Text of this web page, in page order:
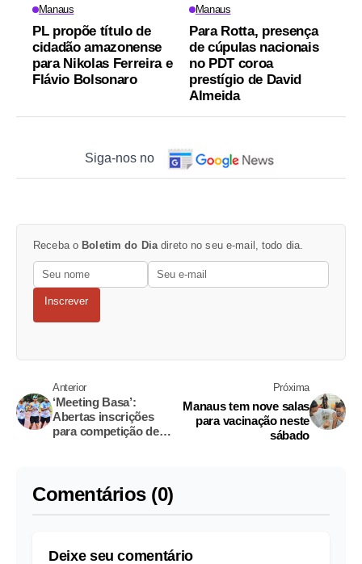
Manaus
PL propõe título de
cidadão amazonense
para Nikolas Ferreira e
Flávio Bolsonaro
Manaus
Para Rotta, presença
de cúpulas nacionais
no PDT coroa
prestígio de David
Almeida
Siga-nos no
Receba o Boletim do Diadireto no seu e-mail, todo dia.
Inscrever
Anterior
‘Meeting Basa’:
Abertas inscrições
para competição de
Próxima
Manaus tem nove salas
para vacinação neste
sábado
Comentários (0)
Deixe seu comentário